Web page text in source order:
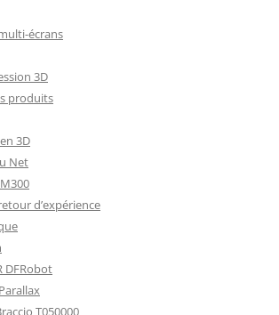
écrans
3D
produits
3D
Net
d’expérience
DFRobot
T050000